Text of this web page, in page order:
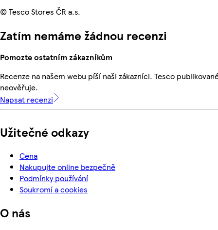
© Tesco Stores ČR a.s.
Zatím nemáme žádnou recenzi
Pomozte ostatním zákazníkům
Recenze na našem webu píší naši zákazníci. Tesco
neověřuje.
Napsat recenzi
Užitečné odkazy
Cena
Nakupujte online bezpečně
Podmínky používání
Soukromí a cookies
O nás